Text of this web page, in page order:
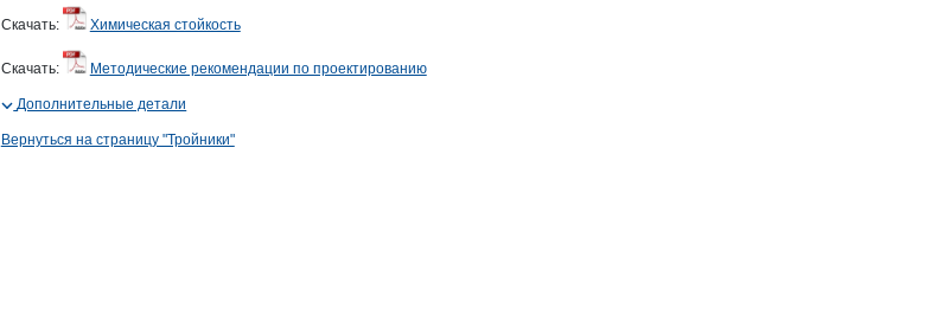
Скачать: Химическая стойкость
Скачать: Методические рекомендации по проектированию
Дополнительные детали
Вернуться на страницу "Тройники"